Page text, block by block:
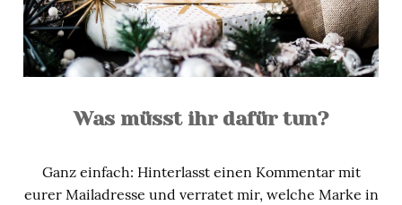
Was müsst ihr dafür tun?
Ganz einfach: Hinterlasst einen Kommentar mit
eurer Mailadresse und verratet mir, welche Marke in